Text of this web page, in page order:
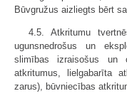
Būvgružus aizliegts bērt
4.5. Atkritumu
ugunsnedrošus un
slimības izraisošus un
atkritumus, lielgabarīta
zarus), būvniecības